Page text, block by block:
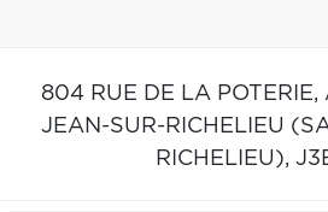
804 RUE DE LA POTERIE,
JEAN-SUR-RICHELIEU
RICHELIEU),